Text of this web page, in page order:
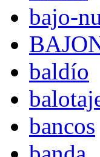
bajo-
baldío
bancos